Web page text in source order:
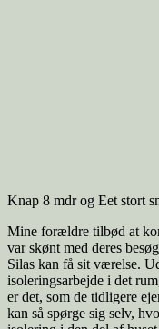
Knap 8 mdr og Eet stort
Mine forældre tilbød at
var skønt med deres
Silas kan få sit værelse.
isoleringsarbejde i det
er det, som de tidligere
kan så spørge sig selv,